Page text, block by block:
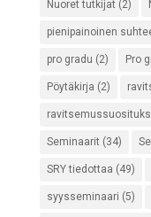
Nuoret tutkijat (2)
pienipainoinen
pro gradu (2) Pro
Pöytäkirja (2)
Seminaarit (34)
SRY tiedottaa (49)
syysseminaari (5)